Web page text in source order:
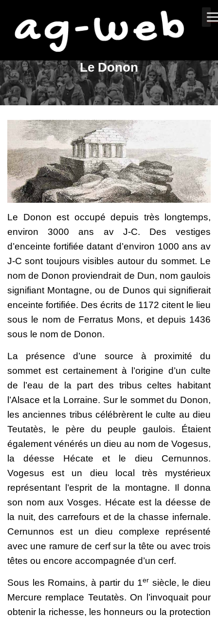
Le Donon
Le Donon est occupé depuis très longtemps,
environ 3000 ans av J-C. Des vestiges
d’enceinte fortifiée datant d’environ 1000 ans av
J-C sont toujours visibles autour du sommet. Le
nom de Donon proviendrait de Dun, nom gaulois
signifiant Montagne, ou de Dunos qui signifierait
enceinte fortifiée. Des écrits de 1172 citent le lieu
sous le nom de Ferratus Mons, et depuis 1436
sous le nom de Donon.
La présence d’une source à proximité du
sommet est certainement à l’origine d’un culte
de l’eau de la part des tribus celtes habitant
l’Alsace et la Lorraine. Sur le sommet du Donon,
les anciennes tribus célébrèrent le culte au dieu
Teutatès, le père du peuple gaulois. Étaient
également vénérés un dieu au nom de Vogesus,
la déesse Hécate et le dieu Cernunnos.
Vogesus est un dieu local très mystérieux
représentant l’esprit de la montagne. Il donna
son nom aux Vosges. Hécate est la déesse de
la nuit, des carrefours et de la chasse infernale.
Cernunnos est un dieu complexe représenté
avec une ramure de cerf sur la tête ou avec trois
têtes ou encore accompagnée d’un cerf.
Sous les Romains, à partir du 1er siècle, le dieu
Mercure remplace Teutatès. On l’invoquait pour
obtenir la richesse, les honneurs ou la protection